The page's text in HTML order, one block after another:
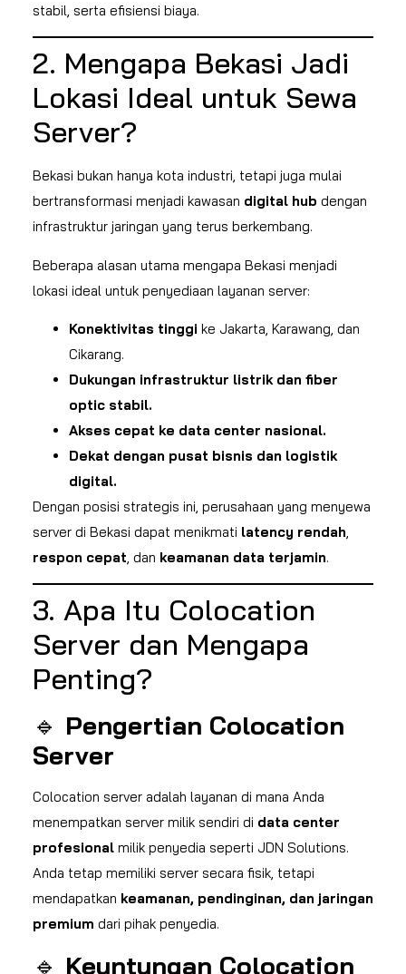
stabil, serta efisiensi biaya.
2. Mengapa Bekasi Jadi
Lokasi Ideal untuk Sewa
Server?
Bekasi bukan hanya kota industri, tetapi juga mulai
bertransformasi menjadi kawasan digital hub dengan
infrastruktur jaringan yang terus berkembang.
Beberapa alasan utama mengapa Bekasi menjadi
lokasi ideal untuk penyediaan layanan server:
Konektivitas tinggi ke Jakarta, Karawang, dan
Cikarang.
Dukungan infrastruktur listrik dan fiber
optic stabil.
Akses cepat ke data center nasional.
Dekat dengan pusat bisnis dan logistik
digital.
Dengan posisi strategis ini, perusahaan yang menyewa
server di Bekasi dapat menikmati latency rendah,
respon cepat, dan keamanan data terjamin.
3. Apa Itu Colocation
Server dan Mengapa
Penting?
🔹 Pengertian Colocation
Server
Colocation server adalah layanan di mana Anda
menempatkan server milik sendiri di data center
profesionalmilik penyedia seperti JDN Solutions.
Anda tetap memiliki server secara fisik, tetapi
mendapatkan keamanan, pendinginan, dan jaringan
premium dari pihak penyedia.
🔹 Keuntungan Colocation